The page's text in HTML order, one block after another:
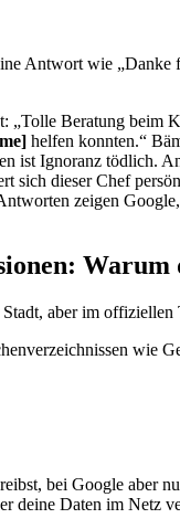
Antwort wie
„Tolle Beratung beim
helfen konnten.“
ist Ignoranz tödlich.
sich dieser Chef
zeigen
aber im
wie
bei Google
deine Daten im Netz